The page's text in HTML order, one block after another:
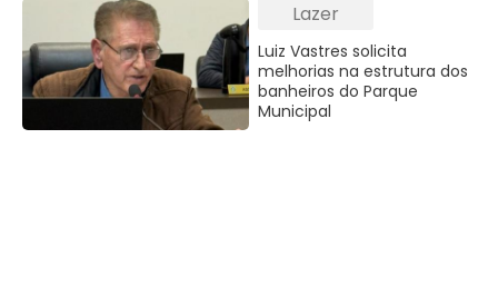
Lazer
Luiz Vastres solicita
melhorias na estrutura dos
banheiros do Parque
Municipal